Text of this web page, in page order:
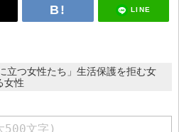
LINE
立つ女性たち」生活保護を拒む女
女性